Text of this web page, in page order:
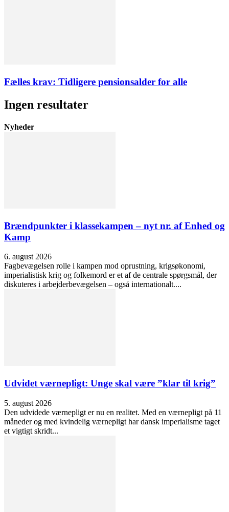
Fælles krav: Tidligere pensionsalder for alle
Ingen resultater
Nyheder
Brændpunkter i klassekampen – nyt nr. af Enhed og
Kamp
6. august 2026
Fagbevægelsen rolle i kampen mod oprustning, krigsøkonomi,
imperialistisk krig og folkemord er et af de centrale spørgsmål, der
diskuteres i arbejderbevægelsen – også internationalt....
Udvidet værnepligt: Unge skal være ”klar til krig”
5. august 2026
Den udvidede værnepligt er nu en realitet. Med en værnepligt på 11
måneder og med kvindelig værnepligt har dansk imperialisme taget
et vigtigt skridt...